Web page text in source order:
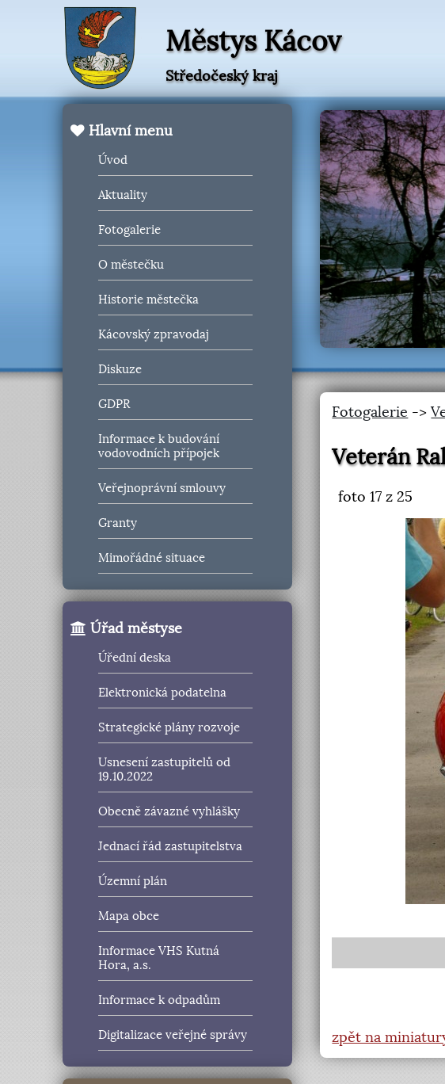
Městys Kácov
Středočeský kraj
Hlavní menu
Úvod
Aktuality
Fotogalerie
O městečku
Historie městečka
Kácovský zpravodaj
Diskuze
GDPR
Informace k budování
vodovodních přípojek
Veřejnoprávní smlouvy
Granty
Mimořádné situace
Úřad městyse
Úřední deska
Elektronická podatelna
Strategické plány rozvoje
Usnesení zastupitelů od
19.10.2022
Obecně závazné vyhlášky
Jednací řád zastupitelstva
Územní plán
Mapa obce
Informace VHS Kutná
Hora, a.s.
Informace k odpadům
Digitalizace veřejné správy
Fotogalerie ->
Veterán
foto17 z 25
<
zpět na